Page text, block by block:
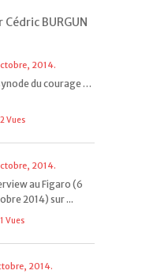
BURGUN
2014.
du courage …
Vues
2014.
au Figaro (6
2014) sur ...
Vues
2014.